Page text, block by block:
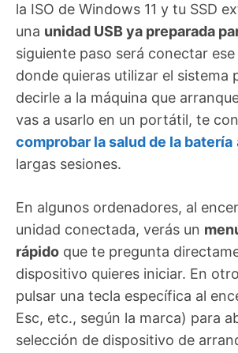
la ISO de Windows 11 y tu SSD
una unidad USB ya preparada
siguiente paso será conectar ese
donde quieras utilizar el sistema
decirle a la máquina que
vas a usarlo en un portátil, te
comprobar la salud de la batería
largas sesiones.
En algunos ordenadores, al
unidad conectada, verás un
rápido que te pregunta
dispositivo quieres iniciar. En
pulsar una tecla específica al
Esc, etc., según la marca) para
selección de dispositivo de